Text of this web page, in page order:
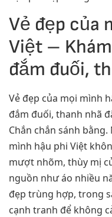
Vẻ đẹp của
Việt –
đắm đuối,
Vẻ đẹp của mọi mình
đắm đuối, thanh nhã
Chắn chắn sánh
mình hậu phi Việt
mượt nhõm, thùy mị
nguồn như áo nhiều
đẹp trùng hợp, trong
cạnh tranh để không